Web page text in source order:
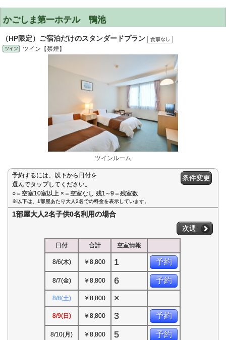
かごしま第一ホテル 鴨池
（HP限定）ご宿泊だけのスタンダードプラン
ツイン【禁煙】
ツインルーム
予約するには、以下から日付を
選んでタップしてください。
○＝空室10室以上 ×＝空室なし 残1∼9＝残室数
条件変更
※以下は、1部屋あたり大人2名での料金を表示しています。
1部屋大人2名子供0名利用の場合
次週
日付 合計 空室情報
8/6(木) ￥8,800 1 予約
8/7(金) ￥8,800 6 予約
8/8(土) ￥8,800 ×
8/9(日) ￥8,800 3 予約
8/10(月) ￥8,800 5 予約